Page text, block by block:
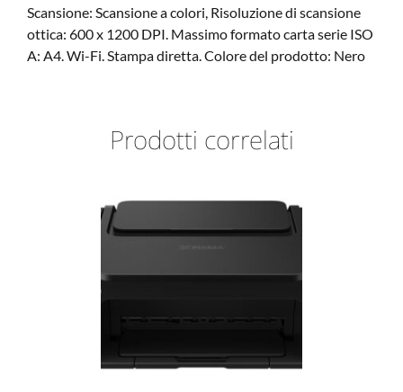
Scansione: Scansione a colori, Risoluzione di scansione
ottica: 600 x 1200 DPI. Massimo formato carta serie ISO
A: A4. Wi-Fi. Stampa diretta. Colore del prodotto: Nero
Prodotti correlati